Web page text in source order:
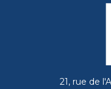
21, rue de